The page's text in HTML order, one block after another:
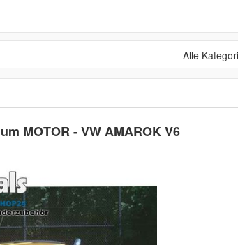
Alle Kategorien
MOTOR - VW AMAROK V6